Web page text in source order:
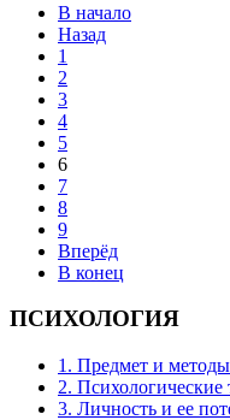
В начало
Назад
1
2
3
4
5
6
7
8
9
Вперёд
В конец
ПСИХОЛОГИЯ
1. Предмет и
2. Психологические
3. Личность и ее